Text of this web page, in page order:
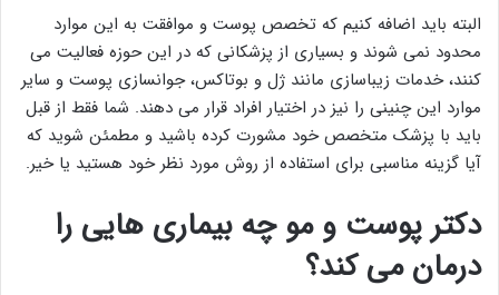
البته باید اضافه کنیم که تخصص پوست و موافقت به این موارد
محدود نمی شوند و بسیاری از پزشکانی که در این حوزه فعالیت می
کنند، خدمات زیباسازی مانند ژل و بوتاکس، جوانسازی پوست و سایر
موارد این چنینی را نیز در اختیار افراد قرار می دهند. شما فقط از قبل
باید با پزشک متخصص خود مشورت کرده باشید و مطمئن شوید که
آیا گزینه مناسبی برای استفاده از روش مورد نظر خود هستید یا خیر.
دکتر پوست و مو چه بیماری هایی را
درمان می کند؟